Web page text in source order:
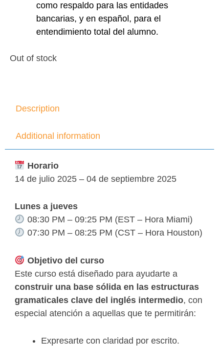
como respaldo para las entidades
bancarias, y en español, para el
entendimiento total del alumno.
Out of stock
Description
Additional information
Horario
14 de julio 2025 – 04 de septiembre 2025
Lunes a jueves
08:30 PM – 09:25 PM (EST – Hora Miami)
07:30 PM – 08:25 PM (CST – Hora Houston)
Objetivo del curso
Este curso está diseñado para ayudarte a
construir una base sólida en las estructuras
gramaticales clave del inglés intermedio, con
especial atención a aquellas que te permitirán:
Expresarte con claridad por escrito.